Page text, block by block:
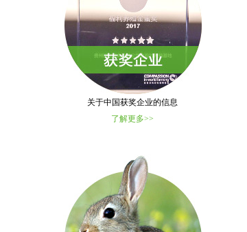
关于中国获奖企业的信息
了解更多>>